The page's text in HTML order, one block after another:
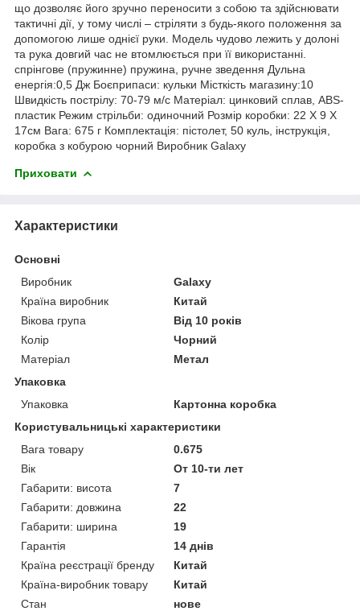
що дозволяє його зручно переносити з собою та здійснювати
тактичні дії, у тому числі – стріляти з будь-якого положення за
допомогою лише однієї руки. Модель чудово лежить у долоні
та рука довгий час не втомлюється при її використанні.
спрінгове (пружинне) пружина, ручне зведення Дульна
енергія:0,5 Дж Боєприпаси: кульки Місткість магазину:10
Швидкість пострілу: 70-79 м/с Матеріал: цинковий сплав, ABS-
пластик Режим стрільби: одиночний Розмір коробки: 22 Х 9 Х
17см Вага: 675 г Комплектація: пістолет, 50 куль, інструкція,
коробка з кобурою чорний Виробник Galaxy
Приховати
Характеристики
Основні
Виробник
Galaxy
Країна виробник
Китай
Вікова група
Від 10 років
Колір
Чорний
Матеріал
Метал
Упаковка
Упаковка
Картонна коробка
Користувальницькі характеристики
Вага товару
0.675
Вік
От 10-ти лет
Габарити: висота
7
Габарити: довжина
22
Габарити: ширина
19
Гарантія
14 днів
Країна реєстрації бренду
Китай
Країна-виробник товару
Китай
Стан
нове